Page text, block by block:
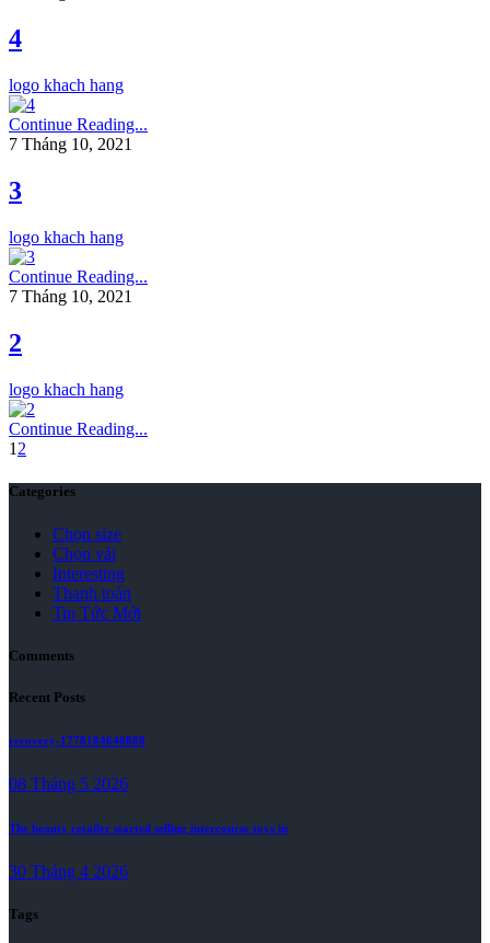
4
logo khach hang
Continue Reading...
7 Tháng 10, 2021
3
logo khach hang
Continue Reading...
7 Tháng 10, 2021
2
logo khach hang
Continue Reading...
1 2
Categories
Chọn size
Chọn vải
Interesting
Thanh toán
Tin Tức Mới
Comments
Recent Posts
recovery-1778184640888
08 Tháng 5 2026
The beauty retailer started selling intercourse toys in
30 Tháng 4 2026
Tags